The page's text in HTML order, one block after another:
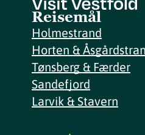
Reisemål
Holmestrand
Horten &
Tønsberg & Færder
Sandefjord
Larvik & Stavern